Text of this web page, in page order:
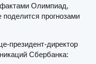
Олимпиад,
прогнозами
президент-директор
Сбербанка: